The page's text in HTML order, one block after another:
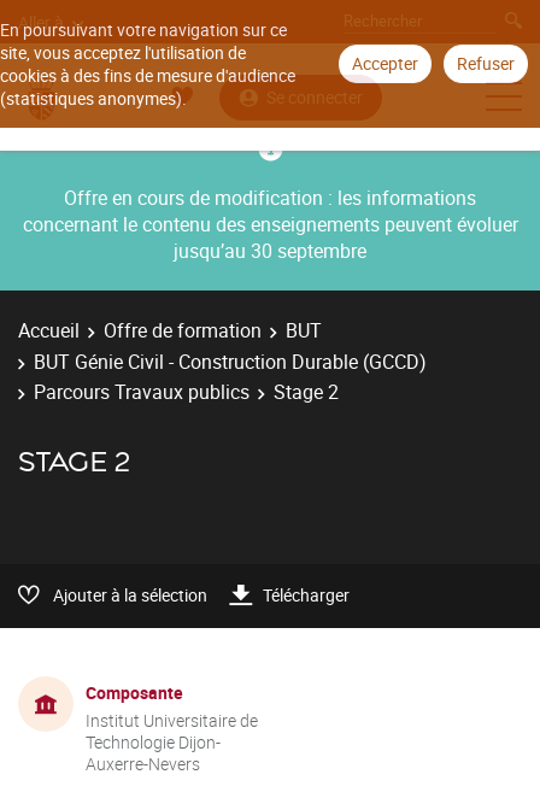
En poursuivant votre navigation sur ce
site, vous acceptez l'utilisation de
cookies à des fins de mesure d'audience
(statistiques anonymes).
Accepter Refuser
Aller à
Se connecter
Offre en cours de modification : les informations
concernant le contenu des enseignements peuvent évoluer
jusqu’au 30 septembre
Accueil Offre de formation
BUT
BUT Génie Civil - Construction Durable (GCCD)
Parcours Travaux publics
Stage 2
STAGE 2
Ajouter à la sélection Télécharger
Composante
Institut Universitaire de
Technologie Dijon-
Auxerre-Nevers